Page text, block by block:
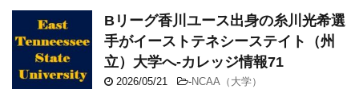
Bリーグ香川ユース出身の糸川光希選
手がイーストテネシーステイト（州
立）大学へ‐カレッジ情報71
2026/05/21 -NCAA（大学）